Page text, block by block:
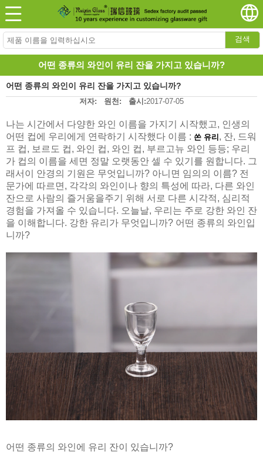
검색
어떤 종류의 와인이 유리 잔을 가지고 있습니까?
어떤 종류의 와인이 유리 잔을 가지고 있습니까?
저자: 원천: 출시:2017-07-05
나는 시간에서 다양한 와인 이름을 가지기 시작했고, 인생의
어떤 컵에 우리에게 연락하기 시작했다 이름 : 쏜 유리 , 잔, 드워
프 컵, 보르도 컵, 와인 컵, 와인 컵, 부르고뉴 와인 등등; 우리
가 컵의 이름을 세면 정말 오랫동안 셀 수 있기를 원합니다. 그
래서이 안경의 기원은 무엇입니까? 아니면 임의의 이름? 전
문가에 따르면, 각각의 와인이나 향의 특성에 따라, 다른 와인
잔으로 사람의 즐거움을주기 위해 서로 다른 시각적, 심리적
경험을 가져올 수 있습니다. 오늘날, 우리는 주로 강한 와인 잔
을 이해합니다. 강한 유리가 무엇입니까? 어떤 종류의 와인입
니까?
어떤 종류의 와인에 유리 잔이 있습니까?